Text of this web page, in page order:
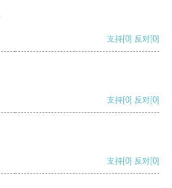
支持[0] 反对[0]
支持[0] 反对[0]
支持[0] 反对[0]